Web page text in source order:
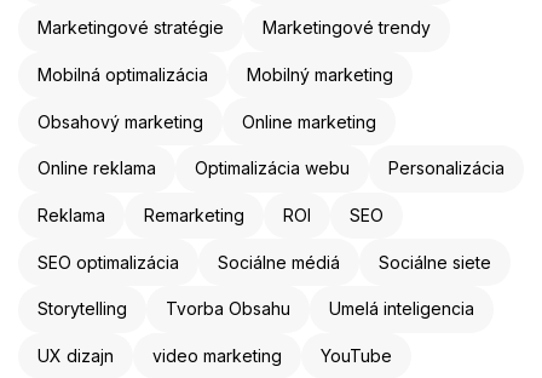
Marketingové stratégie Marketingové trendy
Mobilná optimalizácia Mobilný marketing
Obsahový marketing Online marketing
Online reklama Optimalizácia webu Personalizácia
Reklama Remarketing ROI SEO
SEO optimalizácia Sociálne médiá Sociálne siete
Storytelling Tvorba Obsahu Umelá inteligencia
UX dizajn video marketing YouTube